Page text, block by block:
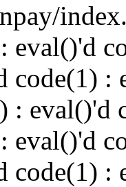
eval()'d
code(1) :
: eval()'d
eval()'d
code(1) :